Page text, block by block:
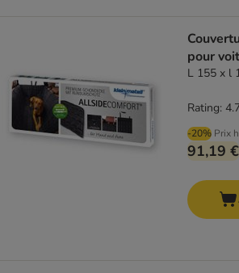
pour
L 155 x l
-20% Prix
91,19 €
Rating: